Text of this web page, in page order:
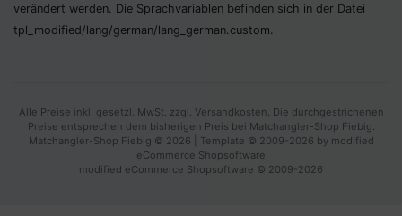
verändert werden. Die Sprachvariablen befinden sich in der Datei
tpl_modified/lang/­german/lang_german.custom.
Alle Preise inkl. gesetzl. MwSt. zzgl. Versandkosten. Die durchgestrichenen
Preise entsprechen dem bisherigen Preis bei Matchangler-Shop Fiebig.
Matchangler-Shop Fiebig © 2026 | Template © 2009-2026 by modified
eCommerce Shopsoftware
modified eCommerce Shopsoftware © 2009-2026